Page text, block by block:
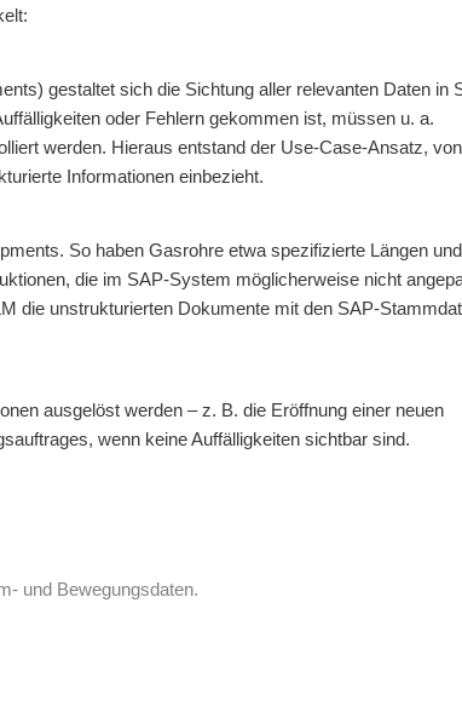
gestaltet sich die Sichtung aller relevanten Daten in
oder Fehlern gekommen ist, müssen u. a.
werden. Hieraus entstand der Use-Case-Ansatz,
Informationen einbezieht.
So haben Gasrohre etwa spezifizierte Längen
die im SAP-System möglicherweise nicht
die unstrukturierten Dokumente mit den SAP-
ausgelöst werden – z. B. die Eröffnung einer neuen
wenn keine Auffälligkeiten sichtbar sind.
und Bewegungsdaten.